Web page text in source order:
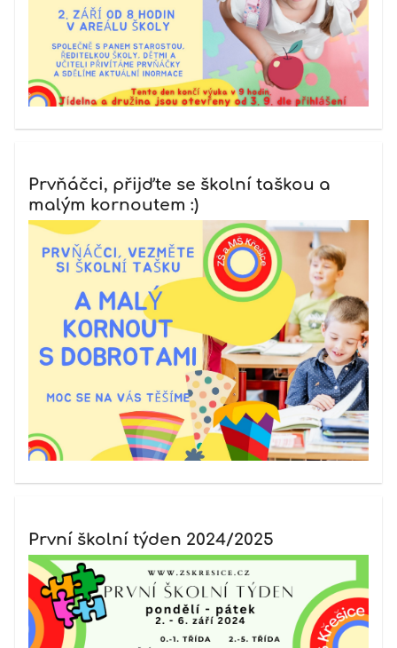
Prvňáčci, přijďte se školní taškou a
malým kornoutem :)
První školní týden 2024/2025